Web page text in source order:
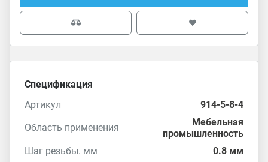
Спецификация
Артикул
914-5-8-4
Область применения
Мебельная
промышленность
Шаг резьбы. мм
0.8 мм